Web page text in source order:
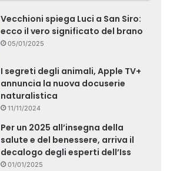
Vecchioni spiega Luci a San Siro:
ecco il vero significato del brano
05/01/2025
I segreti degli animali, Apple TV+
annuncia la nuova docuserie
naturalistica
11/11/2024
Per un 2025 all’insegna della
salute e del benessere, arriva il
decalogo degli esperti dell’Iss
01/01/2025